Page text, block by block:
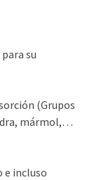
su
(Grupos
mármol,…
e incluso